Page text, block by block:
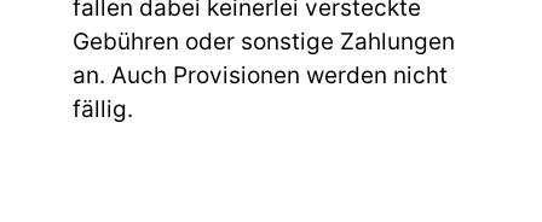
fallen dabei keinerlei versteckte
Gebühren oder sonstige Zahlungen
an. Auch Provisionen werden nicht
fällig.